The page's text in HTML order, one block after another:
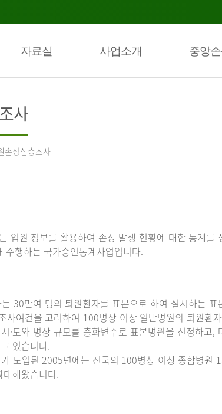
자료실 사업소개 중앙
사
손상심층조사
입원 정보를 활용하여 손상 발생 현황에 대한 통계
수행하는 국가승인통계사업입니다.
30만여 명의 퇴원환자를 표본으로 하여 실시하는
사여건을 고려하여 100병상 이상 일반병원의 퇴원환
·도와 병상 규모를 층화변수로 표본병원을 선정하고
있습니다.
도입된 2005년에는 전국의 100병상 이상 종합병원
해왔습니다.